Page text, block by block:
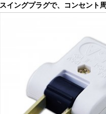
スイングプラグで、コンセン